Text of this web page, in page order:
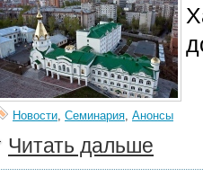
Новости, Семинария, Анонсы
Читать дальше